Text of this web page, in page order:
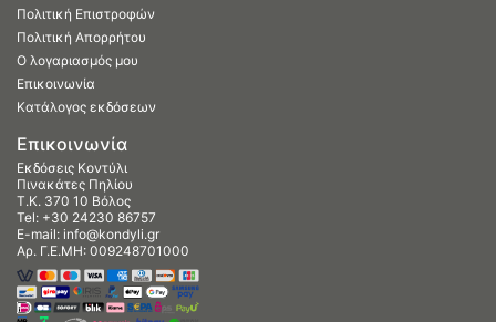
Πολιτική Επιστροφών
Πολιτική Απορρήτου
Ο λογαριασμός μου
Επικοινωνία
Κατάλογος εκδόσεων
Επικοινωνία
Εκδόσεις Κοντύλι
Πινακάτες Πηλίου
Τ.Κ. 370 10 Βόλος
Tel: +30 24230 86757
E-mail: info@kondyli.gr
Αρ. Γ.Ε.ΜΗ: 009248701000